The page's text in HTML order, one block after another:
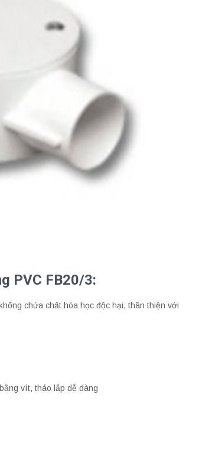
PVC FB20/3:
chứa chất hóa học độc hại, thân thiện với
vít, tháo lắp dễ dàng